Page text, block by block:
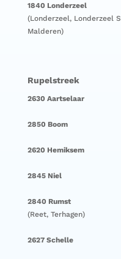
1840 Londerzeel
(Londerzeel, Londerzeel
Malderen)
Rupelstreek
2630 Aartselaar
2850 Boom
2620 Hemiksem
2845 Niel
2840 Rumst
(Reet, Terhagen)
2627 Schelle